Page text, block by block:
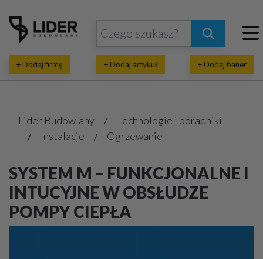
+ Dodaj firmę + Dodaj artykuł + Dodaj baner
Lider Budowlany
Technologie i poradniki
Instalacje
Ogrzewanie
SYSTEM M – FUNKCJONALNE I
INTUCYJNE W OBSŁUDZE
POMPY CIEPŁA